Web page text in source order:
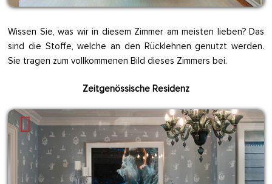
Wissen Sie, was wir in diesem Zimmer am meisten lieben? Das
sind die Stoffe, welche an den Rücklehnen genutzt werden.
Sie tragen zum vollkommenen Bild dieses Zimmers bei.
Zeitgenössische Residenz